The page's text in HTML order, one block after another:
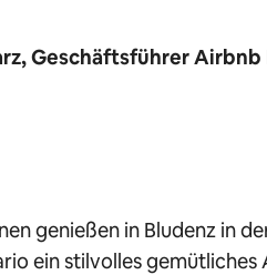
Geschäftsführer
genießen in Bludenz in
ein stilvolles gemütliches